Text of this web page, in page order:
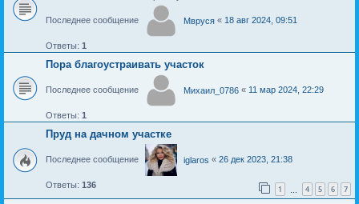
Последнее сообщение Мвруся « 18 авг 2024, 09:51
Ответы: 1
Пора благоустраивать участок
Последнее сообщение Михаил_0786 « 11 мар 2024, 22:29
Ответы: 1
Пруд на дачном участке
Последнее сообщение iglaros « 26 дек 2023, 21:38
Ответы: 136 1 4 5 6 7